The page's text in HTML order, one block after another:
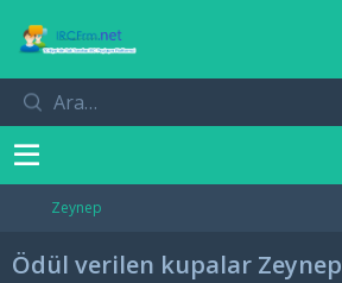
Zeynep
Ödül verilen kupalar Zeynep